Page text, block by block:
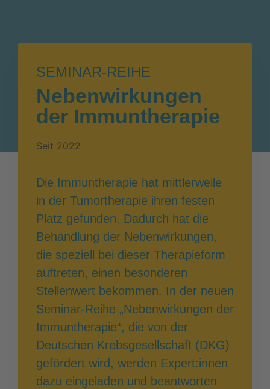
SEMINAR-REIHE
Nebenwirkungen
der Immuntherapie
Seit 2022
Die Immuntherapie hat mittlerweile
in der Tumortherapie ihren festen
Platz gefunden. Dadurch hat die
Behandlung der Nebenwirkungen,
die speziell bei dieser Therapieform
auftreten, einen besonderen
Stellenwert bekommen. In der neuen
Seminar-Reihe „Nebenwirkungen der
Immuntherapie“, die von der
Deutschen Krebsgesellschaft (DKG)
gefördert wird, werden Expert:innen
dazu eingeladen und beantworten